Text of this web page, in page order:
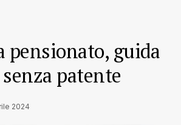
pensionato, guida
patente
2024